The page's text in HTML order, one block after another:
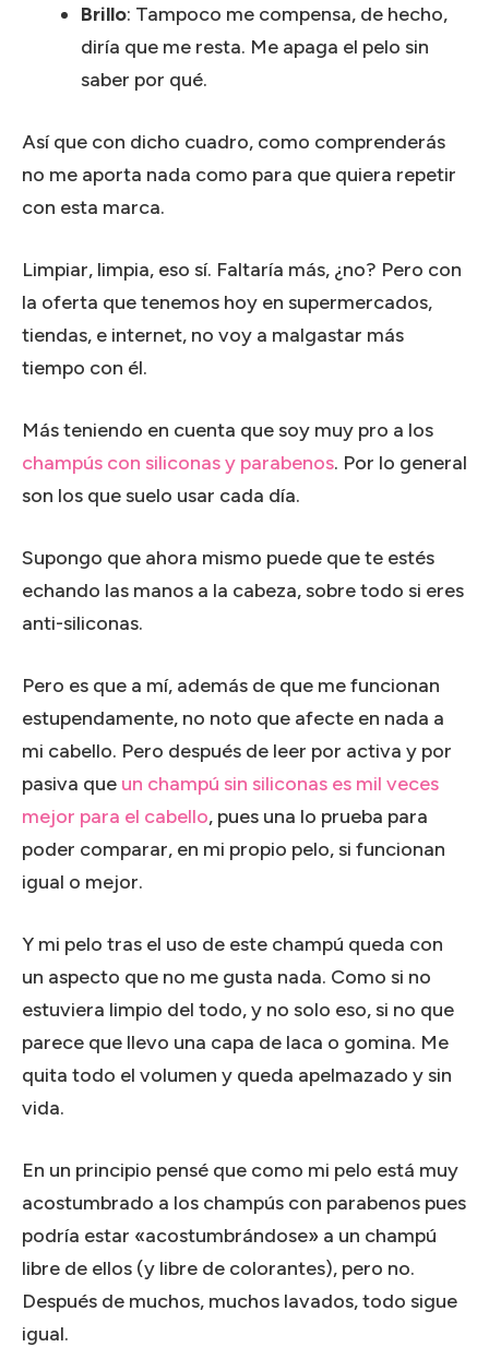
Brillo: Tampoco me compensa, de hecho,
diría que me resta. Me apaga el pelo sin
saber por qué.
Así que con dicho cuadro, como comprenderás
no me aporta nada como para que quiera repetir
con esta marca.
Limpiar, limpia, eso sí. Faltaría más, ¿no? Pero con
la oferta que tenemos hoy en supermercados,
tiendas, e internet, no voy a malgastar más
tiempo con él.
Más teniendo en cuenta que soy muy pro a los
champús con siliconas y parabenos. Por lo general
son los que suelo usar cada día.
Supongo que ahora mismo puede que te estés
echando las manos a la cabeza, sobre todo si eres
anti-siliconas.
Pero es que a mí, además de que me funcionan
estupendamente, no noto que afecte en nada a
mi cabello. Pero después de leer por activa y por
pasiva que un champú sin siliconas es mil veces
mejor para el cabello, pues una lo prueba para
poder comparar, en mi propio pelo, si funcionan
igual o mejor.
Y mi pelo tras el uso de este champú queda con
un aspecto que no me gusta nada. Como si no
estuviera limpio del todo, y no solo eso, si no que
parece que llevo una capa de laca o gomina. Me
quita todo el volumen y queda apelmazado y sin
vida.
En un principio pensé que como mi pelo está muy
acostumbrado a los champús con parabenos pues
podría estar «acostumbrándose» a un champú
libre de ellos (y libre de colorantes), pero no.
Después de muchos, muchos lavados, todo sigue
igual.